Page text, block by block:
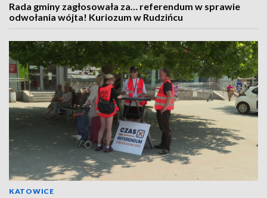
Rada gminy zagłosowała za… referendum w sprawie
odwołania wójta! Kuriozum w Rudzińcu
KATOWICE